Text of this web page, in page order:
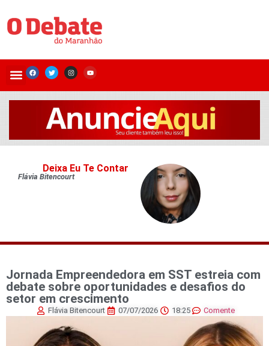
Deixa Eu Te Contar
Flávia Bitencourt
Jornada Empreendedora em SST estreia com
debate sobre oportunidades e desafios do
setor em crescimento
Flávia Bitencourt 07/07/2026 18:25 Comente